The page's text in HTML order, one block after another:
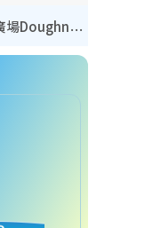
開倉優惠｜銅鑼灣時代廣場Doughnut/Campo Marzio開倉低至1折！背囊、書包、手袋劈價$200起